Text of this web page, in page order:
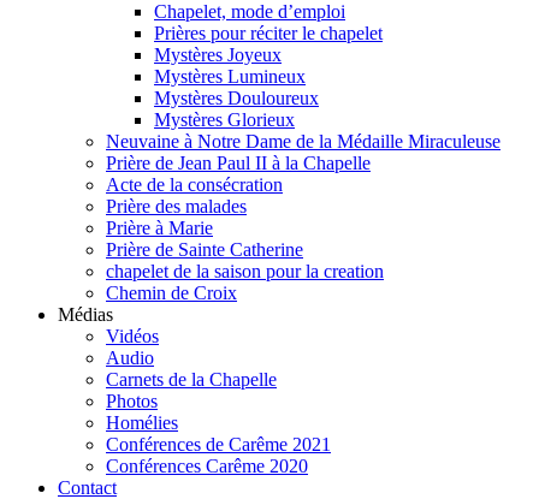
Chapelet, mode d’emploi
Prières pour réciter le chapelet
Mystères Joyeux
Mystères Lumineux
Mystères Douloureux
Mystères Glorieux
Neuvaine à Notre Dame de la Médaille Miraculeuse
Prière de Jean Paul II à la Chapelle
Acte de la consécration
Prière des malades
Prière à Marie
Prière de Sainte Catherine
chapelet de la saison pour la creation
Chemin de Croix
Médias
Vidéos
Audio
Carnets de la Chapelle
Photos
Homélies
Conférences de Carême 2021
Conférences Carême 2020
Contact